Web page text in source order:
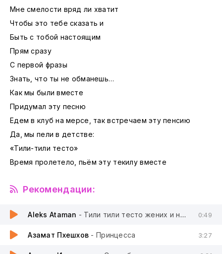
Мне смелости вряд ли хватит
Чтобы это тебе сказать и
Быть с тобой настоящим
Прям сразу
С первой фразы
Знать, что ты не обманешь…
Как мы были вместе
Придумал эту песню
Едем в клуб на мерсе, так встречаем эту пенсию
Да, мы пели в детстве:
«Тили-тили тесто»
Время пролетело, пьём эту текилу вместе
Рекомендации:
Aleks Ataman - Тили тили тесто жених и невеста 0:49
Азамат Пхешхов - Принцесса 3:27